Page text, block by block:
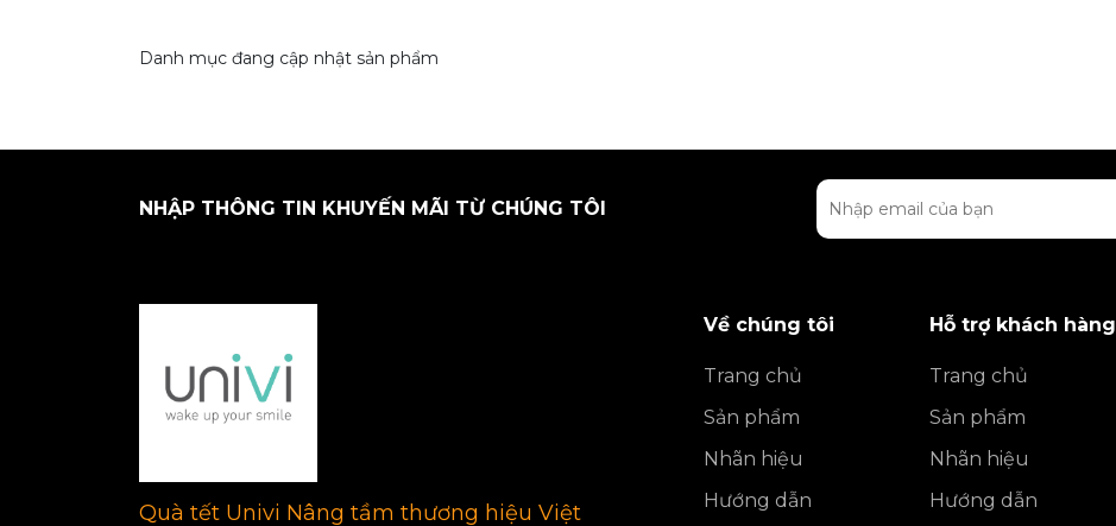
Danh mục đang cập nhật sản phẩm
NHẬP THÔNG TIN KHUYẾN MÃI TỪ CHÚNG TÔI
Quà tết Univi Nâng tầm thương hiệu Việt
Về chúng tôi
Trang chủ
Sản phẩm
Nhãn hiệu
Hướng dẫn
Hỗ trợ khách hàng
Trang chủ
Sản phẩm
Nhãn hiệu
Hướng dẫn